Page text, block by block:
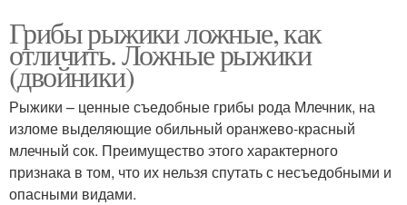
Грибы рыжики ложные, как
отличить. Ложные рыжики
(двойники)
Рыжики – ценные съедобные грибы рода Млечник, на
изломе выделяющие обильный оранжево-красный
млечный сок. Преимущество этого характерного
признака в том, что их нельзя спутать с несъедобными и
опасными видами.